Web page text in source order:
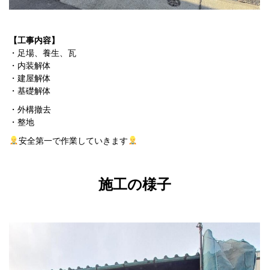
【工事内容】
・足場、養生、瓦
・内装解体
・建屋解体
・基礎解体
・外構撤去
・整地
安全第一で作業していきます
施工の様子